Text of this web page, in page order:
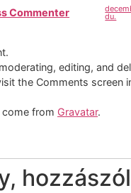
Commenter
du.
editing, and
the Comments screen
come from Gravatar.